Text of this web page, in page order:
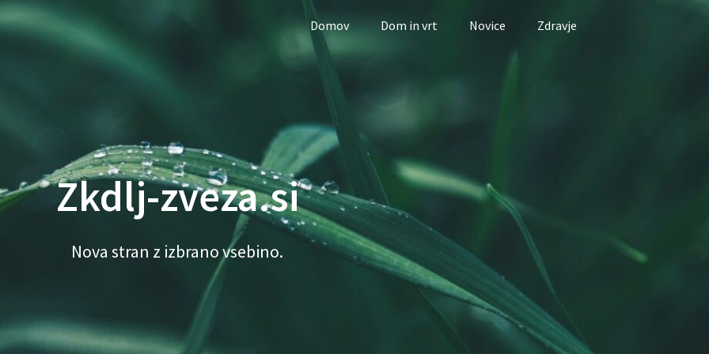
Domov Dom in vrt Novice Zdravje
Zkdlj-zveza.si
Nova stran z izbrano vsebino.